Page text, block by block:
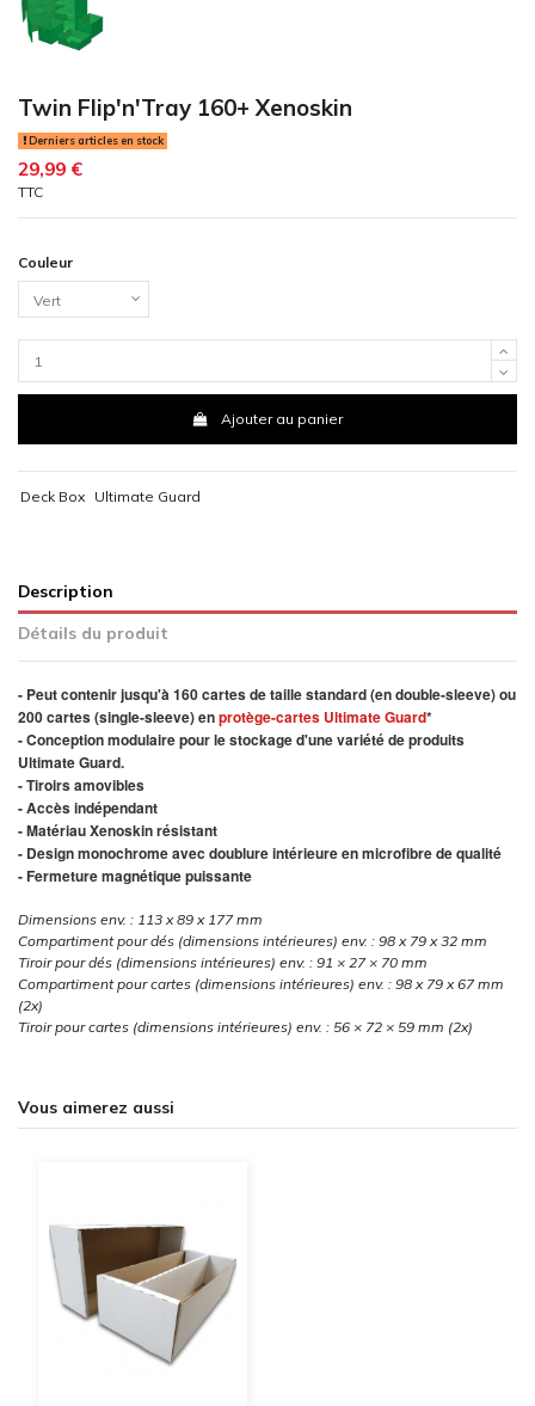
Twin Flip'n'Tray 160+ Xenoskin
Derniers articles en stock
29,99 €
TTC
Couleur
Ajouter au panier
Deck Box Ultimate Guard
Description
Détails du produit
- Peut contenir jusqu'à 160 cartes de taille standard (en double-sleeve) ou
200 cartes (single-sleeve) enprotège-cartes Ultimate Guard*
- Conception modulaire pour le stockage d'une variété de produits
Ultimate Guard.
- Tiroirs amovibles
- Accès indépendant
- Matériau Xenoskin résistant
- Design monochrome avec doublure intérieure en microfibre de qualité
- Fermeture magnétique puissante
Dimensions env. : 113 x 89 x 177 mm
Compartiment pour dés (dimensions intérieures) env. : 98 x 79 x 32 mm
Tiroir pour dés (dimensions intérieures) env. : 91 × 27 × 70 mm
Compartiment pour cartes (dimensions intérieures) env. : 98 x 79 x 67 mm
(2x)
Tiroir pour cartes (dimensions intérieures) env. : 56 × 72 × 59 mm (2x)
Vous aimerez aussi